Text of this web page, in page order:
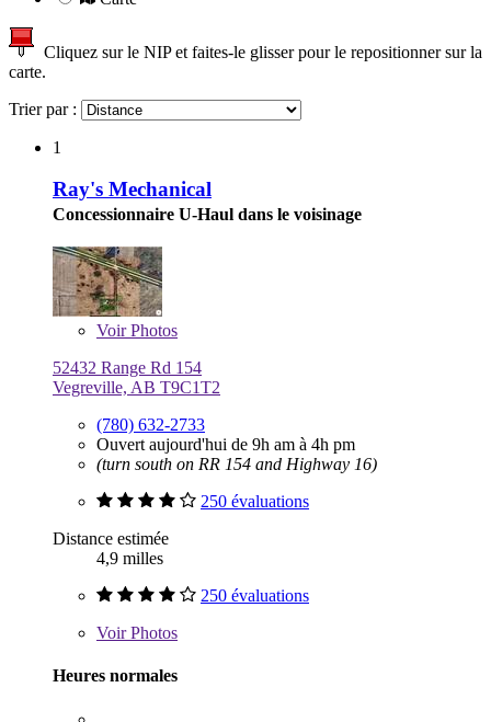
Cliquez sur le NIP et faites-le glisser pour le repositionner sur la
carte.
Trier par :
1
Ray's Mechanical
Concessionnaire U-Haul dans le voisinage
VoirPhotos
52432 Range Rd 154
Vegreville, AB T9C1T2
(780) 632-2733
Ouvert aujourd'hui de 9h am à 4h pm
(turn south on RR 154 and Highway 16)
250 évaluations
Distance estimée
4,9 milles
250 évaluations
VoirPhotos
Heures normales